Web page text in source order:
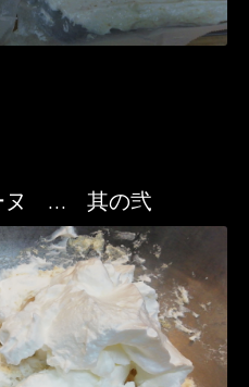
ヌ … 其の弐